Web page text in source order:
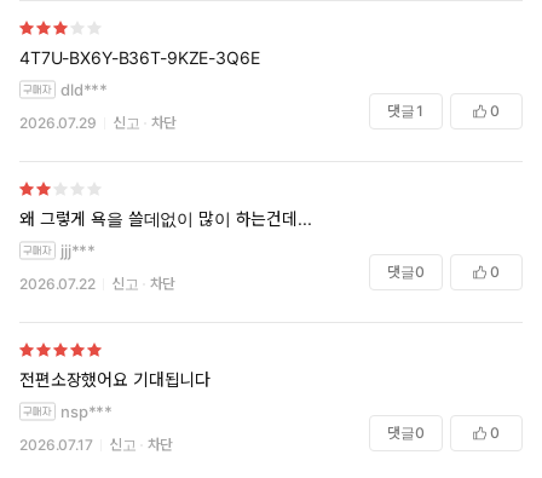
4T7U-BX6Y-B36T-9KZE-3Q6E
dld***
2026.07.29 신고 차단
댓글 1 0
왜 그렇게 욕을 쓸데없이 많이 하는건데...
jjj***
2026.07.22 신고 차단
댓글0 0
전편소장했어요 기대됩니다
nsp***
2026.07.17 신고 차단
댓글0 0